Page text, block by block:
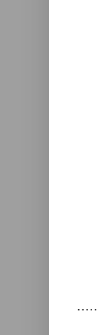
.....